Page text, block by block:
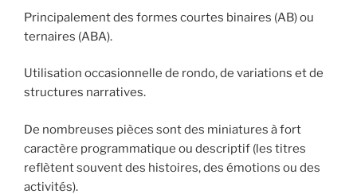
Principalement des formes courtes binaires (AB) ou
ternaires (ABA).
Utilisation occasionnelle de rondo, de variations et de
structures narratives.
De nombreuses pièces sont des miniatures à fort
caractère programmatique ou descriptif (les titres
reflètent souvent des histoires, des émotions ou des
activités).